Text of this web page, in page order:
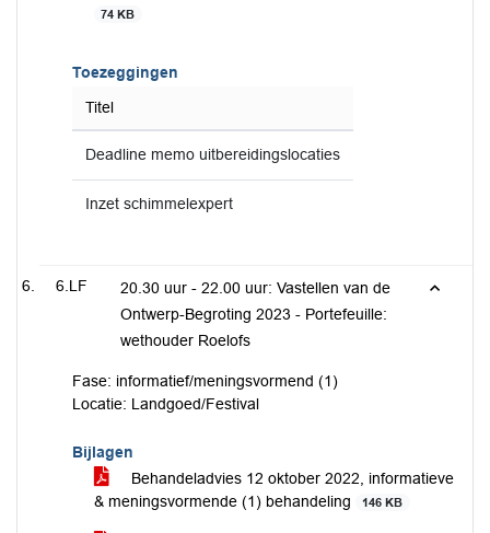
74 KB
Toezeggingen
Titel
Deadline memo uitbereidingslocaties
Inzet schimmelexpert
6.LF
20.30 uur - 22.00 uur: Vastellen van de
Ontwerp-Begroting 2023 - Portefeuille:
wethouder Roelofs
Fase: informatief/meningsvormend (1)
Locatie: Landgoed/Festival
Bijlagen
Behandeladvies 12 oktober 2022, informatieve
& meningsvormende (1) behandeling
146 KB